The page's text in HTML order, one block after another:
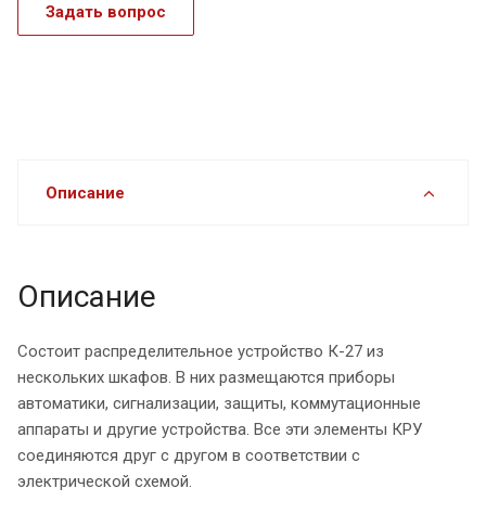
Задать вопрос
Описание
Описание
Состоит распределительное устройство К-27 из
нескольких шкафов. В них размещаются приборы
автоматики, сигнализации, защиты, коммутационные
аппараты и другие устройства. Все эти элементы КРУ
соединяются друг с другом в соответствии с
электрической схемой.